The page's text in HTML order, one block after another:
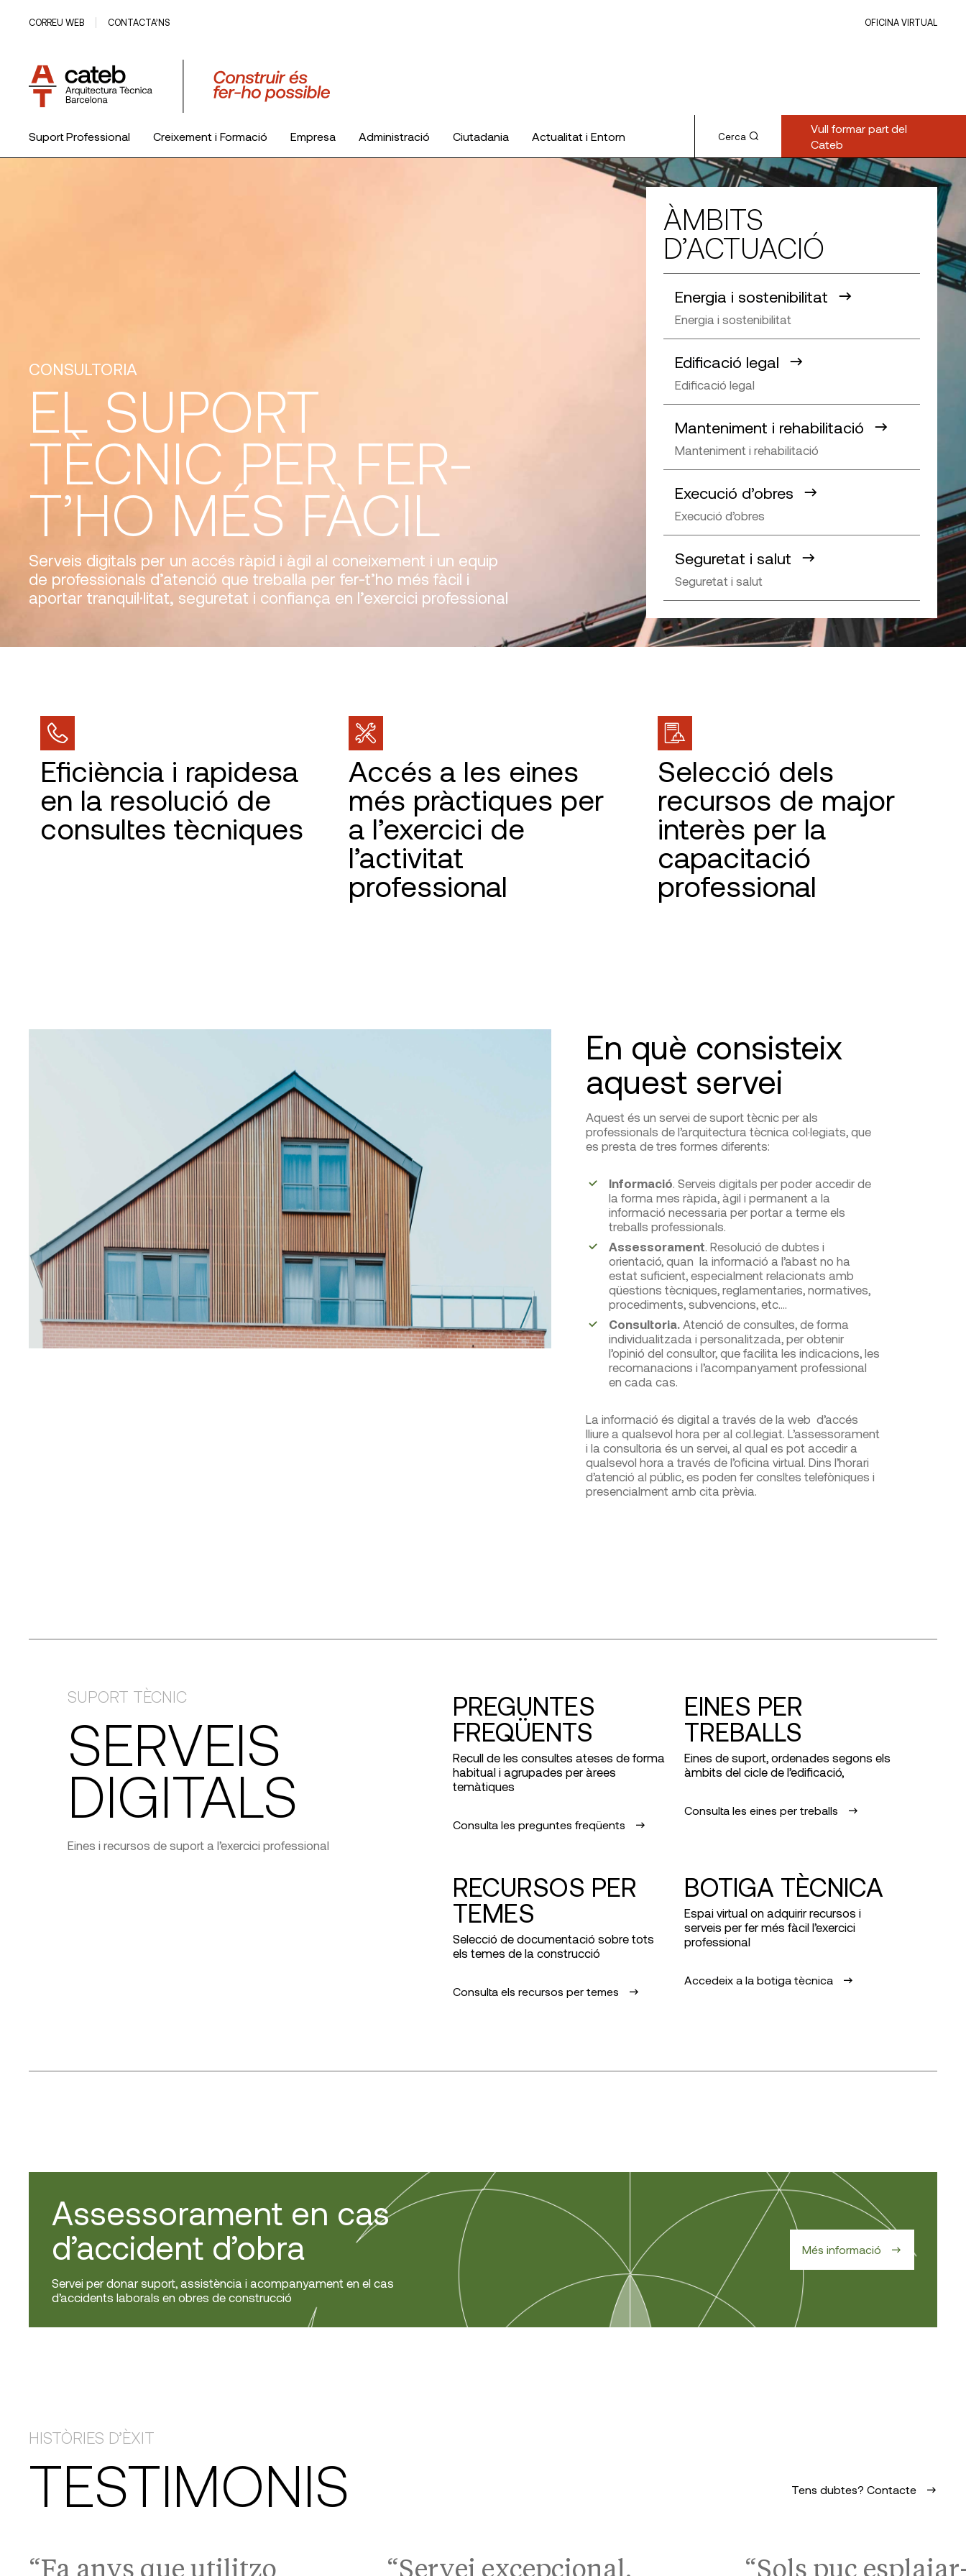
CORREU WEB CONTACTA’NS OFICINA VIRTUAL
Suport Professional Creixement i Formació Empresa Administració Ciutadania Actualitat i Entorn Cerca
Vull formar part del
Cateb
CONSULTORIA
EL SUPORT
TÈCNIC PER FER-
T’HO MÉS FÀCIL
Serveis digitals per un accés ràpid i àgil al coneixement i un equip
de professionals d’atenció que treballa per fer-t’ho més fàcil i
aportar tranquil·litat, seguretat i confiança en l’exercici professional
ÀMBITS
D’ACTUACIÓ
Energia i sostenibilitat
Energia i sostenibilitat
Edificació legal
Edificació legal
Manteniment i rehabilitació
Manteniment i rehabilitació
Execució d’obres
Execució d’obres
Seguretat i salut
Seguretat i salut
Eficiència i rapidesa
en la resolució de
consultes tècniques
Accés a les eines
més pràctiques per
a l’exercici de
l’activitat
professional
Selecció dels
recursos de major
interès per la
capacitació
professional
En què consisteix
aquest servei
Aquest és un servei de suport tècnic per als
professionals de l’arquitectura tècnica col·legiats, que
es presta de tres formes diferents:
Informació. Serveis digitals per poder accedir de
la forma mes ràpida, àgil i permanent a la
informació necessaria per portar a terme els
treballs professionals.
Assessorament. Resolució de dubtes i
orientació, quan la informació a l’abast no ha
estat suficient, especialment relacionats amb
qüestions tècniques, reglamentaries, normatives,
procediments, subvencions, etc.…
Consultoria. Atenció de consultes, de forma
individualitzada i personalitzada, per obtenir
l’opinió del consultor, que facilita les indicacions, les
recomanacions i l’acompanyament professional
en cada cas.
La informació és digital a través de la web d’accés
lliure a qualsevol hora per al col.legiat. L’assessorament
i la consultoria és un servei, al qual es pot accedir a
qualsevol hora a través de l’oficina virtual. Dins l’horari
d’atenció al públic, es poden fer consltes telefòniques i
presencialment amb cita prèvia.
SUPORT TÈCNIC
SERVEIS
DIGITALS
Eines i recursos de suport a l’exercici professional
PREGUNTES
FREQÜENTS
Recull de les consultes ateses de forma
habitual i agrupades per àrees
temàtiques
Consulta les preguntes freqüents
EINES PER
TREBALLS
Eines de suport, ordenades segons els
àmbits del cicle de l’edificació,
Consulta les eines per treballs
RECURSOS PER
TEMES
Selecció de documentació sobre tots
els temes de la construcció
Consulta els recursos per temes
BOTIGA TÈCNICA
Espai virtual on adquirir recursos i
serveis per fer més fàcil l’exercici
professional
Accedeix a la botiga tècnica
Assessorament en cas
d’accident d’obra
Servei per donar suport, assistència i acompanyament en el cas
d’accidents laborals en obres de construcció
Més informació
HISTÒRIES D’ÈXIT
TESTIMONIS Tens dubtes? Contacte
“Fa anys que utilitzo “Servei excepcional. “Sols puc